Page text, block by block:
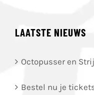
LAATSTE NIEUWS
Octopusser en
Bestel nu je